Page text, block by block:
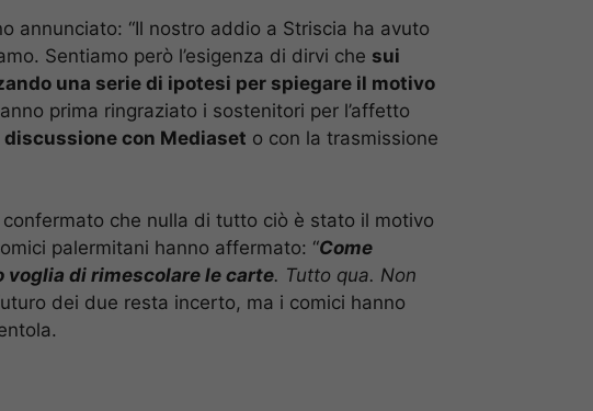
annunciato: “Il nostro addio a Striscia ha avuto
Sentiamo però l’esigenza di dirvi che
sui
una serie di ipotesi per spiegare il motivo
prima ringraziato i sostenitori per l’affetto
discussione con Mediaset
o con la trasmissione
che nulla di tutto ciò è stato il motivo
palermitani hanno affermato: “Come
di rimescolare le carte
. Tutto qua. Non
dei due resta incerto, ma i comici hanno